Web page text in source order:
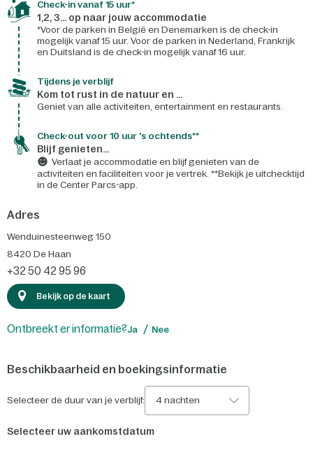
Check-in vanaf 15 uur*
1,2, 3... op naar jouw accommodatie
*Voor de parken in België en Denemarken is de check-in
mogelijk vanaf 15 uur. Voor de parken in Nederland, Frankrijk
en Duitsland is de check-in mogelijk vanaf 16 uur.
Tijdens je verblijf
Kom tot rust in de natuur en ...
Geniet van alle activiteiten, entertainment en restaurants.
Check-out voor 10 uur 's ochtends**
Blijf genieten...
Verlaat je accommodatie en blijf genieten van de
activiteiten en faciliteiten voor je vertrek. **Bekijk je uitchecktijd
in de Center Parcs-app.
Adres
Wenduinesteenweg 150
8420 De Haan
+32 50 42 95 96
Bekijk op de kaart
Ontbreekt er informatie?Ja Nee
Beschikbaarheid en boekingsinformatie
Selecteer de duur van je verblijf: 4 nachten
Selecteer uw aankomstdatum